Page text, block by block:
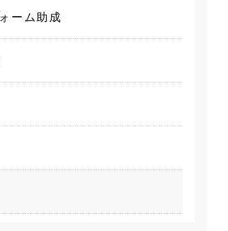
ーム助成